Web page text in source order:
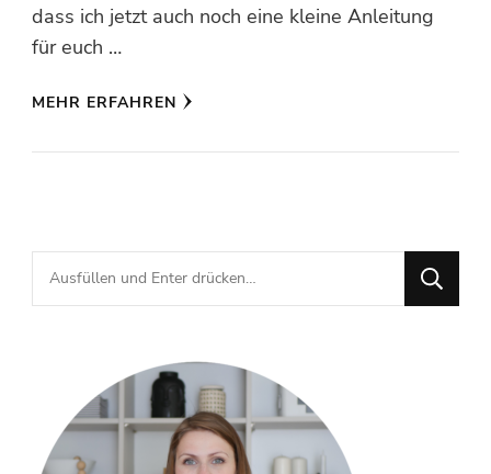
dass ich jetzt auch noch eine kleine Anleitung
für euch …
MEHR ERFAHREN
Suchst
du